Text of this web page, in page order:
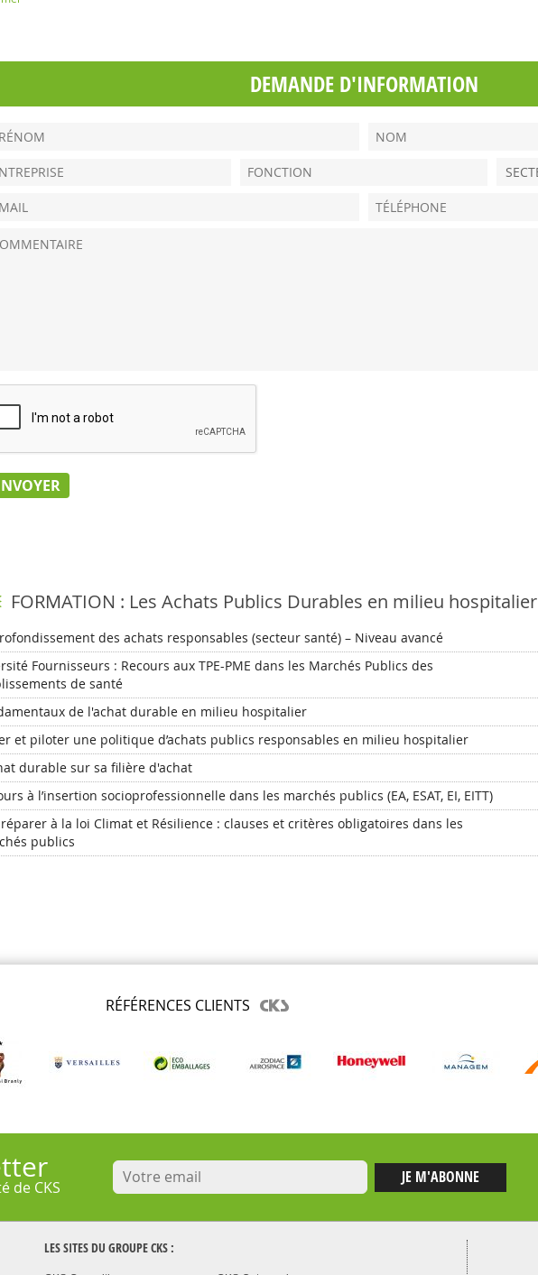
DEMANDE D'INFORMATION
FORMATION : Les Achats Publics Durables en milieu hospitalier
des achats responsables (secteur santé) – Niveau avancé
Fournisseurs : Recours aux TPE-PME dans les Marchés Publics des
de santé
de l'achat durable en milieu hospitalier
et piloter une politique d’achats publics responsables en milieu hospitalier
durable sur sa filière d'achat
à l’insertion socioprofessionnelle dans les marchés publics (EA, ESAT, EI, EITT)
à la loi Climat et Résilience : clauses et critères obligatoires dans les
publics
RÉFÉRENCES CLIENTS
de CKS
LES SITES DU GROUPECKS :